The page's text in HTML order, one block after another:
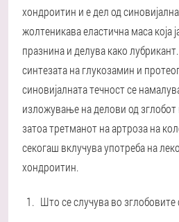
хондроитин и е дел од
жолтеникава еластична маса која
празнина и делува како
синтезата на глукозамин и
синовијалната течност се
изложување на делови од зглобот
затоа третманот на артроза на
секогаш вклучува употреба на
хондроитин.
Што се случува во зглобовите